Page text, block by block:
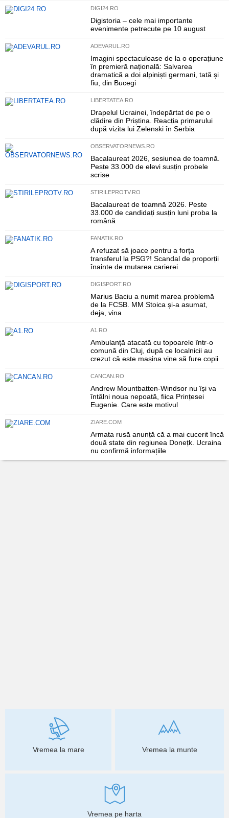
DIGI24.RO
Digistoria – cele mai importante
evenimente petrecute pe 10 august
ADEVARUL.RO
Imagini spectaculoase de la o operațiune
în premieră națională: Salvarea
dramatică a doi alpiniști germani, tată și
fiu, din Bucegi
LIBERTATEA.RO
Drapelul Ucrainei, îndepărtat de pe o
clădire din Priștina. Reacția primarului
după vizita lui Zelenski în Serbia
OBSERVATORNEWS.RO
Bacalaureat 2026, sesiunea de toamnă.
Peste 33.000 de elevi susțin probele
scrise
STIRILEPROTV.RO
Bacalaureat de toamnă 2026. Peste
33.000 de candidați susțin luni proba la
română
FANATIK.RO
A refuzat să joace pentru a forța
transferul la PSG?! Scandal de proporții
înainte de mutarea carierei
DIGISPORT.RO
Marius Baciu a numit marea problemă
de la FCSB. MM Stoica și-a asumat,
deja, vina
A1.RO
Ambulanță atacată cu topoarele într-o
comună din Cluj, după ce localnicii au
crezut că este mașina vine să fure copii
CANCAN.RO
Andrew Mountbatten-Windsor nu își va
întâlni noua nepoată, fiica Prințesei
Eugenie. Care este motivul
ZIARE.COM
Armata rusă anunță că a mai cucerit încă
două state din regiunea Donețk. Ucraina
nu confirmă informațiile
Vremea la mare Vremea la munte
Vremea pe harta